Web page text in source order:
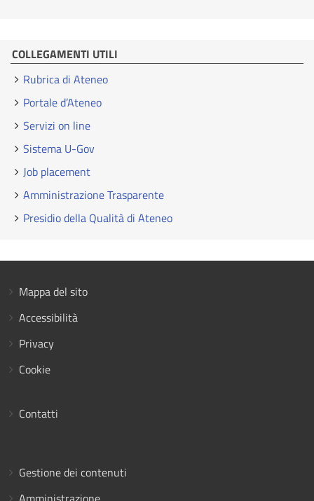
COLLEGAMENTI UTILI
Rubrica di Ateneo
Portale d’Ateneo
Servizi on line
Sistema U-Gov
Job placement
Amministrazione Trasparente
Presidio della Qualità di Ateneo
Mappa del sito
Accessibilità
Privacy
Cookie
Contatti
Gestione dei contenuti